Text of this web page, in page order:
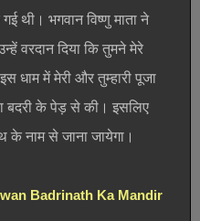
थी। भगवान विष्णु माता ने
वरदान दिया कि तुमने मेरे
धाम में मेरी और तुम्हारी पूजा
बदरी के पेड़ से की। इसलिए
के नाम से जाना जायेगा।
Badrinath Ka Mandir